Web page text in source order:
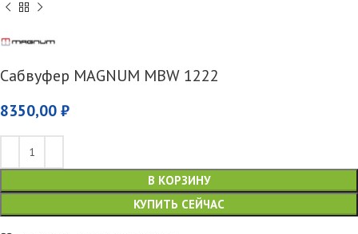
Сабвуфер MAGNUM MBW 1222
8350,00 ₽
В КОРЗИНУ
КУПИТЬ СЕЙЧАС